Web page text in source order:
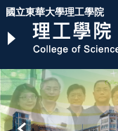
跳
主
內
容
區
國立東華大學理工學院